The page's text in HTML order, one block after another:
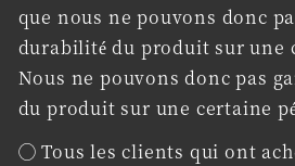
que nous ne pouvons donc
durabilité du produit sur une
Nous ne pouvons donc pas
du produit sur une certaine
◯ Tous les clients qui ont